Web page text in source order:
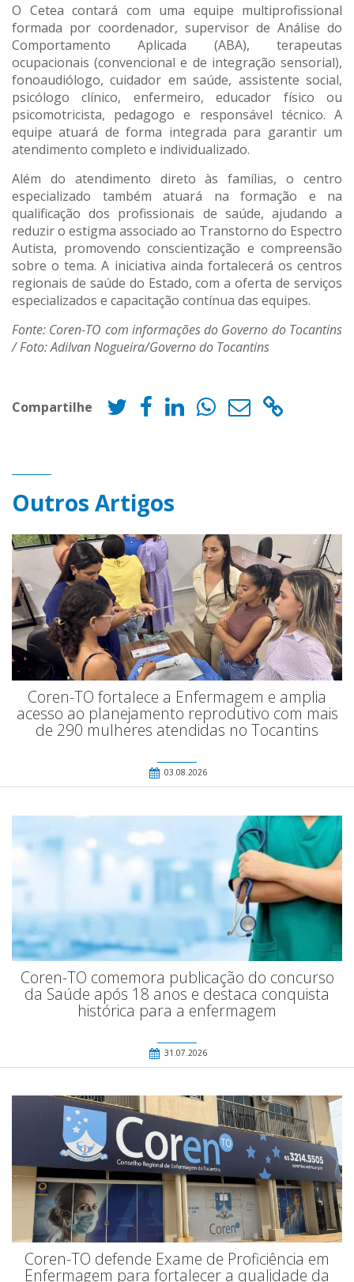
O Cetea contará com uma equipe multiprofissional
formada por coordenador, supervisor de Análise do
Comportamento Aplicada (ABA), terapeutas
ocupacionais (convencional e de integração sensorial),
fonoaudiólogo, cuidador em saúde, assistente social,
psicólogo clínico, enfermeiro, educador físico ou
psicomotricista, pedagogo e responsável técnico. A
equipe atuará de forma integrada para garantir um
atendimento completo e individualizado.
Além do atendimento direto às famílias, o centro
especializado também atuará na formação e na
qualificação dos profissionais de saúde, ajudando a
reduzir o estigma associado ao Transtorno do Espectro
Autista, promovendo conscientização e compreensão
sobre o tema. A iniciativa ainda fortalecerá os centros
regionais de saúde do Estado, com a oferta de serviços
especializados e capacitação contínua das equipes.
Fonte: Coren-TO com informações do Governo do Tocantins
/ Foto: Adilvan Nogueira/Governo do Tocantins
Compartilhe
Outros Artigos
Coren-TO fortalece a Enfermagem e amplia
acesso ao planejamento reprodutivo com mais
de 290 mulheres atendidas no Tocantins
03.08.2026
Coren-TO comemora publicação do concurso
da Saúde após 18 anos e destaca conquista
histórica para a enfermagem
31.07.2026
Coren-TO defende Exame de Proficiência em
Enfermagem para fortalecer a qualidade da